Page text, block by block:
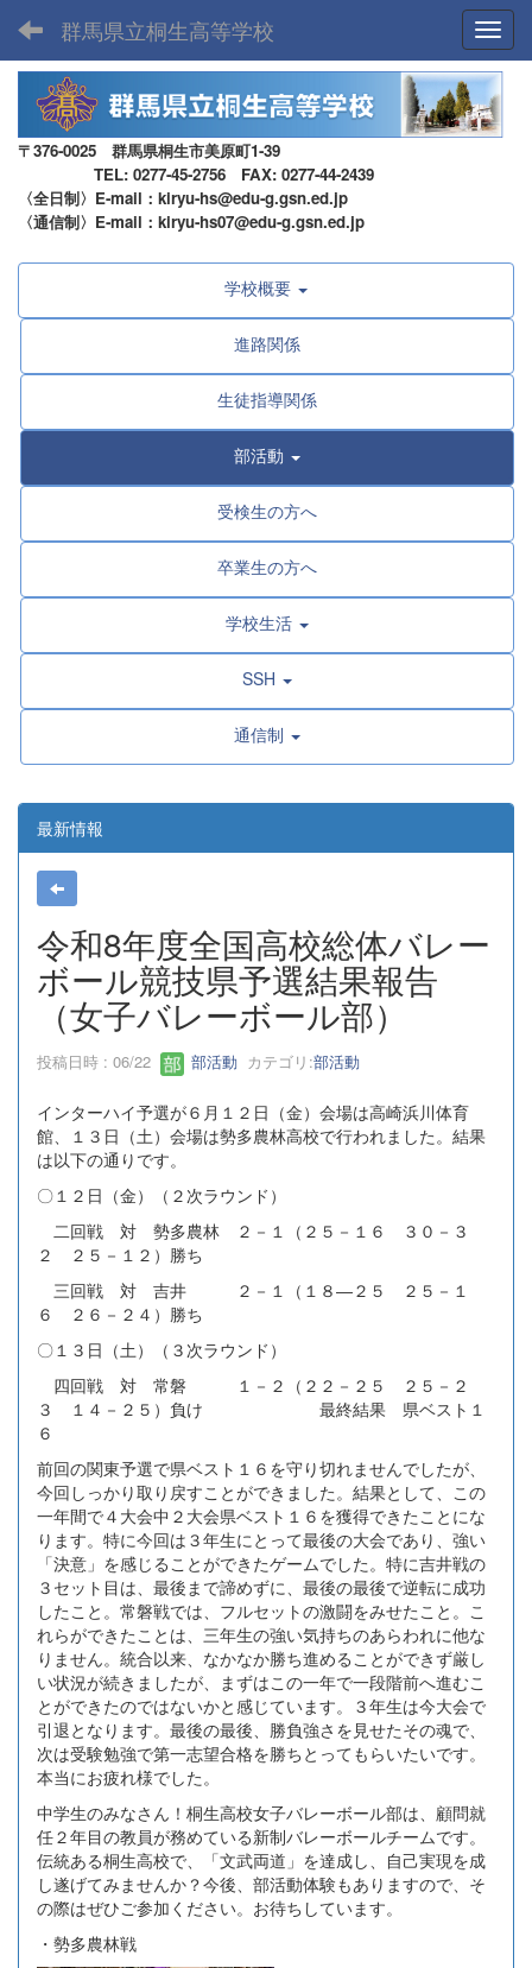
群馬県立桐生高等学校
〒376-0025 群馬県桐生市美原町1-39
TEL: 0277-45-2756 FAX: 0277-44-2439
〈全日制〉E-mail：kiryu-hs@edu-g.gsn.ed.jp
〈通信制〉E-mail：kiryu-hs07@edu-g.gsn.ed.jp
学校概要
進路関係
生徒指導関係
部活動
受検生の方へ
卒業生の方へ
学校生活
SSH
通信制
最新情報
令和8年度全国高校総体バレー
ボール競技県予選結果報告
（女子バレーボール部）
投稿日時 : 06/22 部活動 カテゴリ:部活動
インターハイ予選が６月１２日（金）会場は高崎浜川体育
館、１３日（土）会場は勢多農林高校で行われました。結果
は以下の通りです。
〇１２日（金）（２次ラウンド）
二回戦 対 勢多農林 ２－１（２５－１６ ３０－３
２ ２５－１２）勝ち
三回戦 対 吉井 ２－１（１８―２５ ２５－１
６ ２６－２４）勝ち
〇１３日（土）（３次ラウンド）
四回戦 対 常磐 １－２（２２－２５ ２５－２
３ １４－２５）負け 最終結果 県ベスト１
６
前回の関東予選で県ベスト１６を守り切れませんでしたが、
今回しっかり取り戻すことができました。結果として、この
一年間で４大会中２大会県ベスト１６を獲得できたことにな
ります。特に今回は３年生にとって最後の大会であり、強い
「決意」を感じることができたゲームでした。特に吉井戦の
３セット目は、最後まで諦めずに、最後の最後で逆転に成功
したこと。常磐戦では、フルセットの激闘をみせたこと。こ
れらができたことは、三年生の強い気持ちのあらわれに他な
りません。統合以来、なかなか勝ち進めることができず厳し
い状況が続きましたが、まずはこの一年で一段階前へ進むこ
とができたのではないかと感じています。３年生は今大会で
引退となります。最後の最後、勝負強さを見せたその魂で、
次は受験勉強で第一志望合格を勝ちとってもらいたいです。
本当にお疲れ様でした。
中学生のみなさん！桐生高校女子バレーボール部は、顧問就
任２年目の教員が務めている新制バレーボールチームです。
伝統ある桐生高校で、「文武両道」を達成し、自己実現を成
し遂げてみませんか？今後、部活動体験もありますので、そ
の際はぜひご参加ください。お待ちしています。
・勢多農林戦